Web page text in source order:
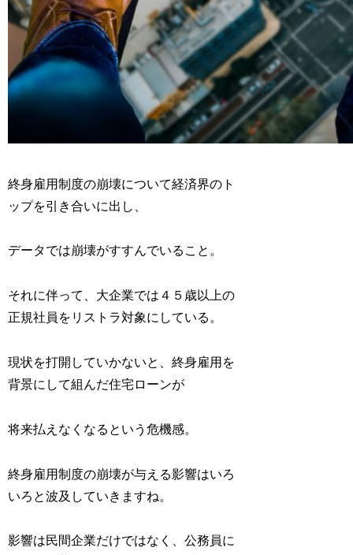
終身雇用制度の崩壊について経済界のト
ップを引き合いに出し、
データでは崩壊がすすんでいること。
それに伴って、大企業では４５歳以上の
正規社員をリストラ対象にしている。
現状を打開していかないと、終身雇用を
背景にして組んだ住宅ローンが
将来払えなくなるという危機感。
終身雇用制度の崩壊が与える影響はいろ
いろと波及していきますね。
影響は民間企業だけではなく、公務員に